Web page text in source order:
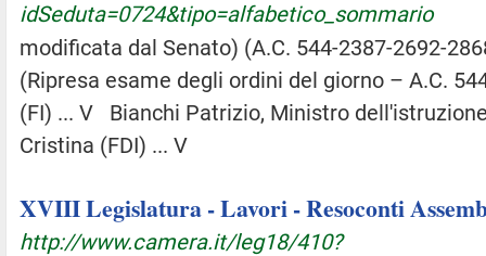
idSeduta=0724&tipo=alfabetico_sommario
modificata dal Senato) (A.C. 544-2387-2692-
(Ripresa esame degli ordini del giorno – A.C.
(FI) ... V Bianchi Patrizio, Ministro
Cristina (FDI) ... V
XVIII Legislatura - Lavori - Resoconti
http://www.camera.it/leg18/410?